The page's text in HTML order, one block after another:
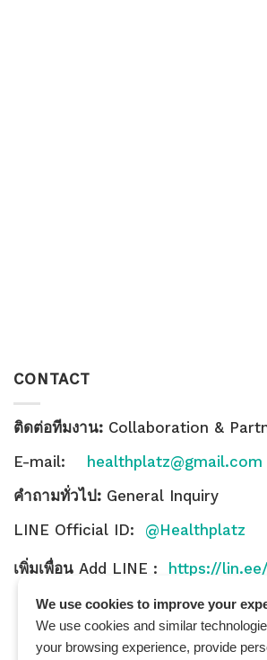
CONTACT
ติดต่อทีมงาน: Collaboration &
E-mail: healthplatz@gmail.com
คำถามทั่วไป: General Inquiry
LINE Official ID: @Healthplatz
เพิ่มเพื่อน Add LINE : https://
We use cookies to improve your
We use cookies and similar
your browsing experience, provide